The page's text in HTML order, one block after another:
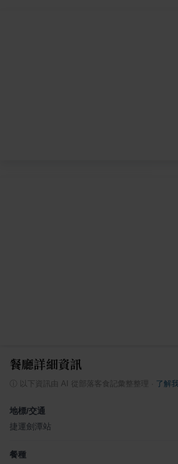
餐廳詳細資訊
ⓘ 以下資訊由 AI 從部落客食記彙整整理 了解
地標/交通
捷運劍潭站
餐種